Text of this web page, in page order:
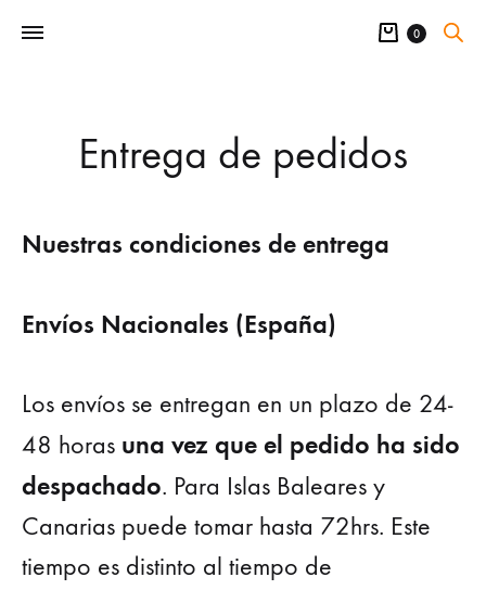
Carrito
0
Entrega de pedidos
Nuestras condiciones de entrega
Envíos Nacionales (España)
Los envíos se entregan en un plazo de 24-
48 horas una vez que el pedido ha sido
despachado. Para Islas Baleares y
Canarias puede tomar hasta 72hrs. Este
tiempo es distinto al tiempo de